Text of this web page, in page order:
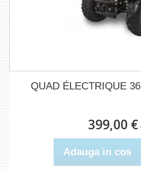
QUAD ÉLECTRIQUE
399,00 €
Adauga in cos